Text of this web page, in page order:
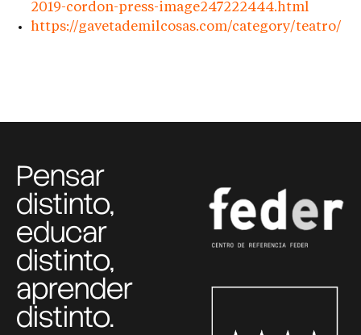
2019-cordon-press-image247222444.html
https://gavetademilcosas.com/category/teatro/
Pensar
distinto,
educar
distinto,
aprender
distinto.